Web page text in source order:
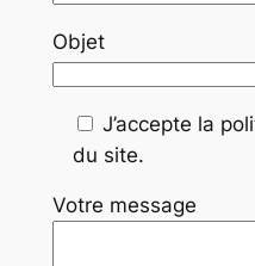
Objet
J’accepte la
du site.
Votre message